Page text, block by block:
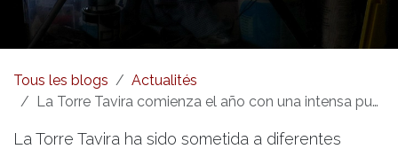
Tous les blogs
Actualités
La Torre Tavira comienza el año con una intensa puesta a punto
La Torre Tavira ha sido sometida a diferentes